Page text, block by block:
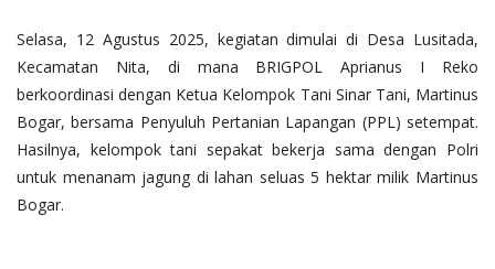
Selasa, 12 Agustus 2025, kegiatan dimulai di Desa Lusitada,
Kecamatan Nita, di mana BRIGPOL Aprianus I Reko
berkoordinasi dengan Ketua Kelompok Tani Sinar Tani, Martinus
Bogar, bersama Penyuluh Pertanian Lapangan (PPL) setempat.
Hasilnya, kelompok tani sepakat bekerja sama dengan Polri
untuk menanam jagung di lahan seluas 5 hektar milik Martinus
Bogar.